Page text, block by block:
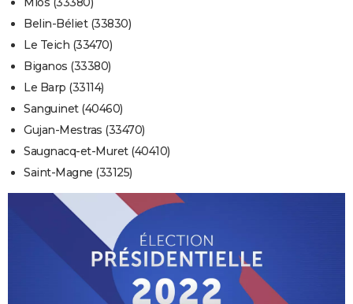
Belin-Béliet (33830)
Le Teich (33470)
Biganos (33380)
Le Barp (33114)
Sanguinet (40460)
Gujan-Mestras (33470)
Saugnacq-et-Muret (40410)
Saint-Magne (33125)